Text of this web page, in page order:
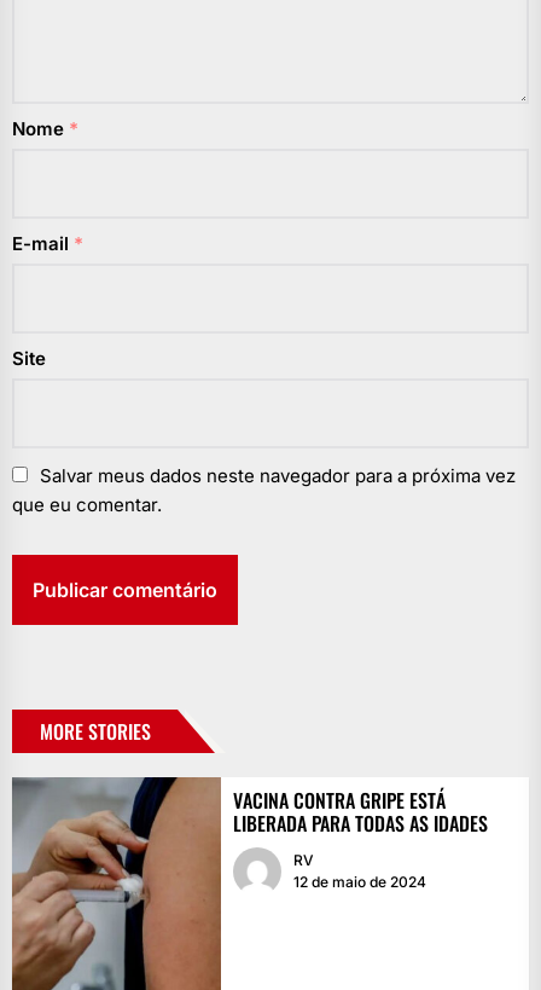
Nome *
E-mail *
Site
Salvar meus dados neste navegador para a próxima vez
que eu comentar.
MORE STORIES
VACINA CONTRA GRIPE ESTÁ
LIBERADA PARA TODAS AS IDADES
RV
12 de maio de 2024